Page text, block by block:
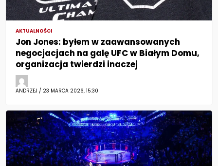
AKTUALNOŚCI
Jon Jones: byłem w zaawansowanych
negocjacjach na galę UFC w Białym Domu,
organizacja twierdzi inaczej
ANDRZEJ / 23 MARCA 2026, 15:30